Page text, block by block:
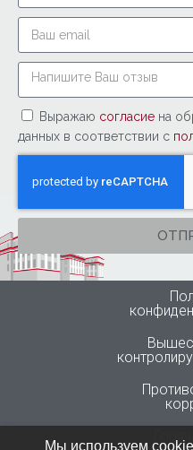
Выражаю согласие на
данных в соответствии с
Мы используем